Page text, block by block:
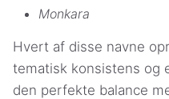
Monkara
Hvert af disse navne
tematisk konsistens og
den perfekte balance